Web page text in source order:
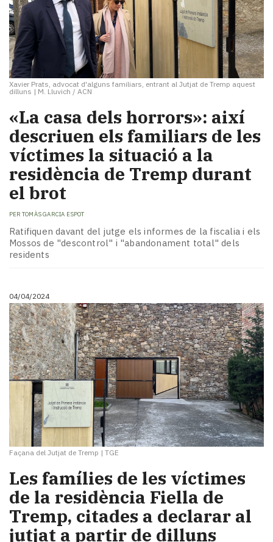
Xavier Prats, advocat d'alguns familiars, entrant al Jutjat de Tremp aquest
dilluns | M. Lluvich / ACN
«La casa dels horrors»: així
descriuen els familiars de les
víctimes la situació a la
residència de Tremp durant
el brot
PER TOMÀS GARCIA ESPOT
Ratifiquen davant del jutge els informes de la fiscalia i els
Mossos de "descontrol" i "abandonament total" dels
residents
04/04/2024
Façana del Jutjat de Tremp | TGE
Les famílies de les víctimes
de la residència Fiella de
Tremp, citades a declarar al
jutjat a partir de dilluns